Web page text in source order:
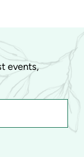
events,